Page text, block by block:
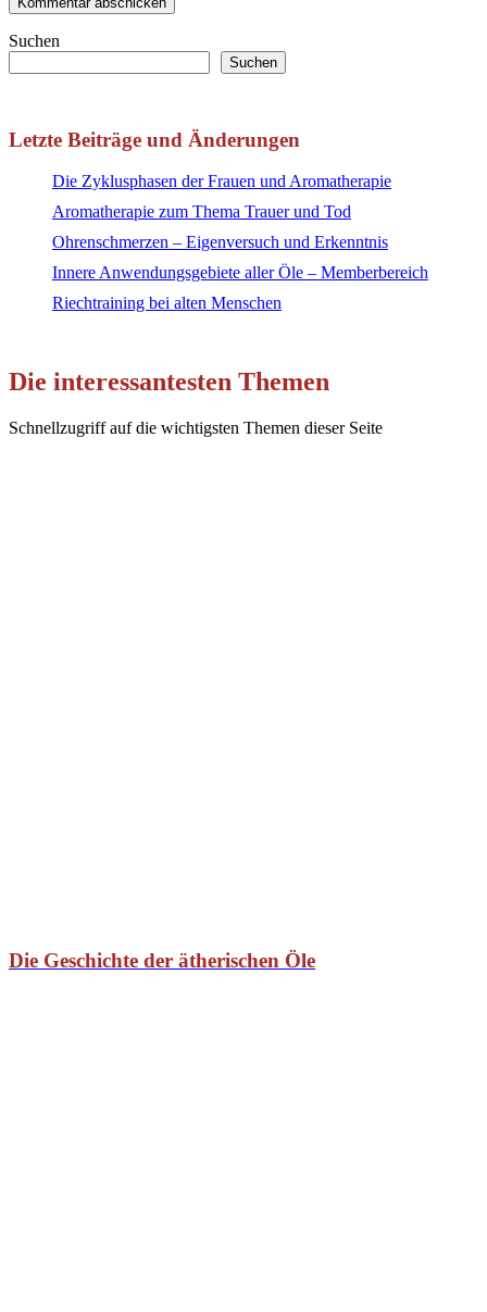
Suchen
Suchen
Letzte Beiträge und Änderungen
Die Zyklusphasen der Frauen und Aromatherapie
Aromatherapie zum Thema Trauer und Tod
Ohrenschmerzen – Eigenversuch und Erkenntnis
Innere Anwendungsgebiete aller Öle – Memberbereich
Riechtraining bei alten Menschen
Die interessantesten Themen
Schnellzugriff auf die wichtigsten Themen dieser Seite
Die Geschichte der ätherischen Öle